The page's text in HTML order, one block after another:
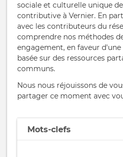
sociale et culturelle unique
contributive à Vernier. En
avec les contributeurs du
comprendre nos méthodes
engagement, en faveur
basée sur des ressources
communs.
Nous nous réjouissons de
partager ce moment avec
Mots-clefs